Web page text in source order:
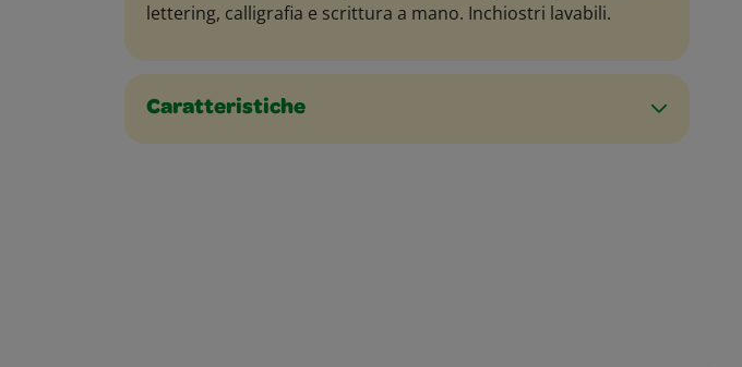
lettering, calligrafia e scrittura a mano. Inchiostri lavabili.
Caratteristiche